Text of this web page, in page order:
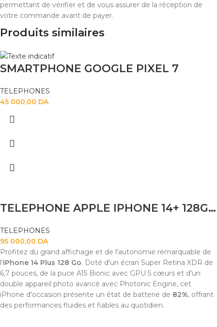
permettant de vérifier et de vous assurer de la réception de
votre commande avant de payer.
Produits similaires
SMARTPHONE GOOGLE PIXEL 7
TELEPHONES
45 000,00 DA
TELEPHONE APPLE IPHONE 14+ 128GB BATTERIE 82
TELEPHONES
95 000,00 DA
Profitez du grand affichage et de l'autonomie remarquable de
l'iPhone 14 Plus 128 Go. Doté d'un écran Super Retina XDR de
6,7 pouces, de la puce A15 Bionic avec GPU 5 cœurs et d'un
double appareil photo avancé avec Photonic Engine, cet
iPhone d'occasion présente un état de batterie de 82%, offrant
des performances fluides et fiables au quotidien.